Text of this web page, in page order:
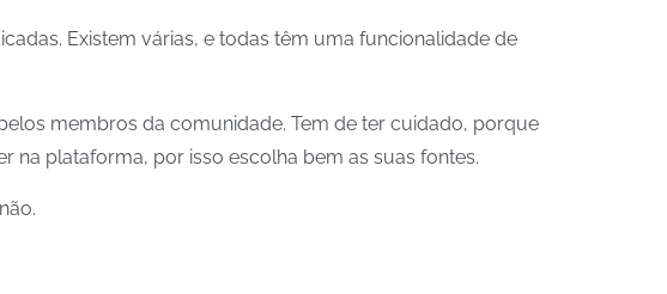
Existem várias, e todas têm uma funcionalidade de
membros da comunidade. Tem de ter cuidado, porque
na plataforma, por isso escolha bem as suas fontes.